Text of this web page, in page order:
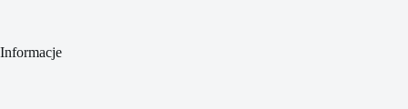
Informacje